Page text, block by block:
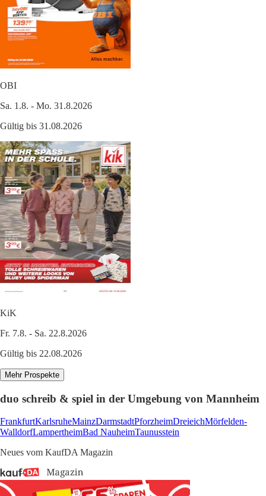
OBI
Sa. 1.8. - Mo. 31.8.2026
Gültig bis 31.08.2026
KiK
Fr. 7.8. - Sa. 22.8.2026
Gültig bis 22.08.2026
Mehr Prospekte
duo schreib & spiel in der Umgebung von Mannheim
FrankfurtKarlsruheMainzDarmstadtPforzheimDreieichMörfelden-
WalldorfLampertheimBad NauheimTaunusstein
Neues vom KaufDA Magazin